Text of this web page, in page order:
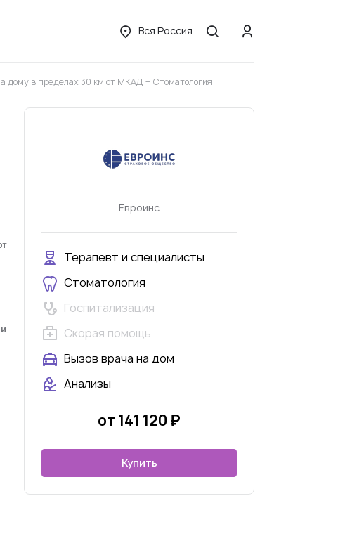
Вся Россия
в пределах 30 км от МКАД + Стоматология
Евроинс
Терапевт и специалисты
Стоматология
Госпитализация
Скорая помощь
Вызов врача на дом
Анализы
от 141 120 ₽
Купить